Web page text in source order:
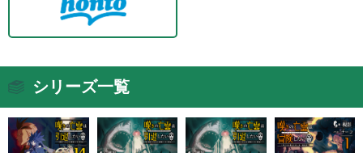
シリーズ一覧